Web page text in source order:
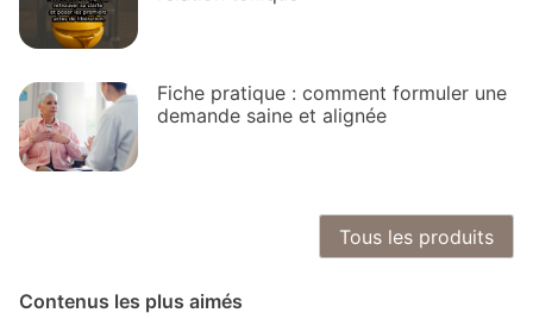
Fiche pratique : comment formuler une
demande saine et alignée
Tous les produits
Contenus les plus aimés